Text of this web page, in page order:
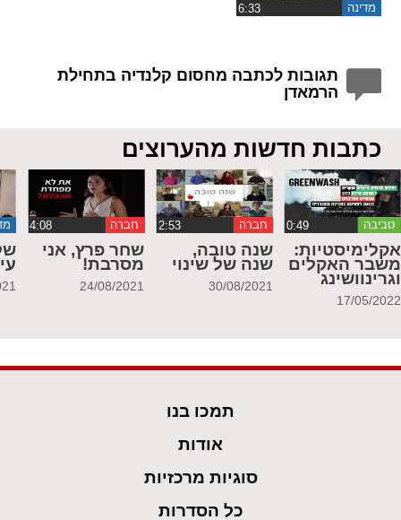
מדינה
תגובות לכתבה מחסום קלנדיה בתחילת
הרמאדן
כתבות חדשות מהערוצים
סביבה
אקלימיסטיות:
משבר האקלים
וגרינוושינג
17/05/2022
חברה ‏2:53
שנה טובה,
שנה של שינוי
30/08/2021
חברה
שחר פרץ, אני
מסרבת!
24/08/2021
תמכו בנו
אודות
סוגיות מרכזיות
כל הסדרות